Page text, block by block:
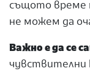
същото време
не можем да
Важно е да се
чувствителни